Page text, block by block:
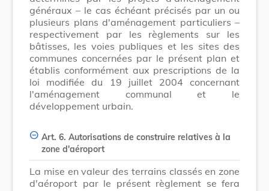
généraux – le cas échéant précisés par un ou
plusieurs plans d'aménagement particuliers –
respectivement par les règlements sur les
bâtisses, les voies publiques et les sites des
communes concernées par le présent plan et
établis conformément aux prescriptions de la
loi modifiée du 19 juillet 2004 concernant
l'aménagement communal et le
développement urbain.
Art. 6. Autorisations de construire relatives à la
zone d'aéroport
La mise en valeur des terrains classés en zone
d'aéroport par le présent règlement se fera